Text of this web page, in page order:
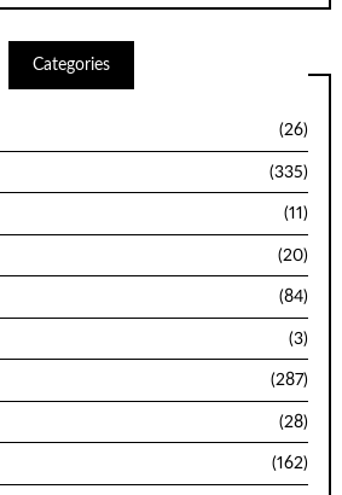
Categories
(26)
(335)
(11)
(20)
(84)
(3)
(287)
(28)
(162)